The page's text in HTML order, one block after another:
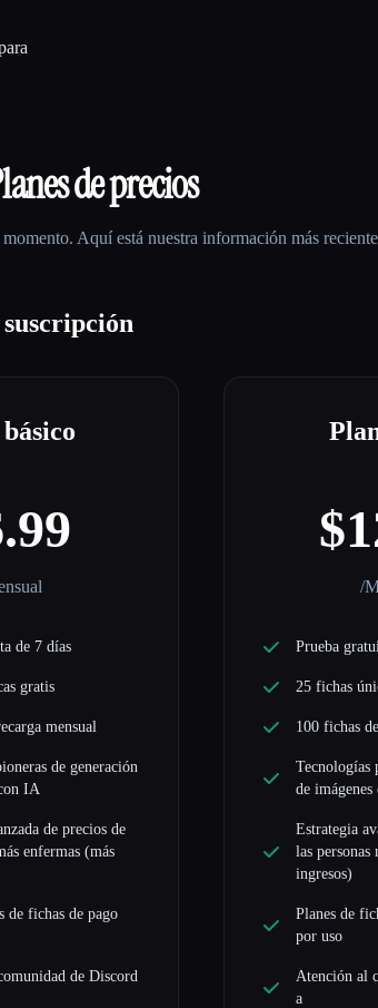
de precios
Aquí está nuestra información más
suscripción
de 7 días
gratis
mensual
de generación
IA
de precios de
enfermas (más
de fichas de pago
de Discord
/
Prueba
25 fichas
100 fichas
Tecnologías
de
Estrategia
las personas
ingresos)
Planes de
por uso
Atención al
a